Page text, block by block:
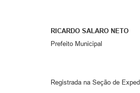
RICARDO SALARO NETO
Prefeito Municipal
Registrada na Seção de